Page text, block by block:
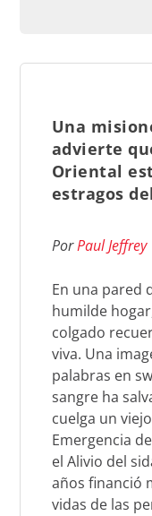
Una
advierte
Oriental
estragos
PorPaul Jeffrey
En una pared
humilde
colgado
viva. Una
palabras en
sangre ha
cuelga un
Emergencia
el Alivio del
años financió
vidas de las